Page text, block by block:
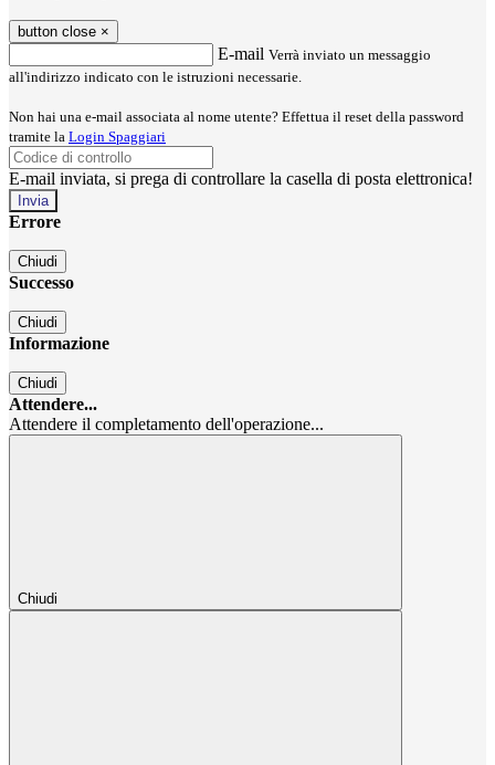
button close ×
E-mail Verrà inviato un messaggio
all'indirizzo indicato con le istruzioni necessarie.
Non hai una e-mail associata al nome utente? Effettua il reset della password
tramite la Login Spaggiari
E-mail inviata, si prega di controllare la casella di posta elettronica!
Errore
Chiudi
Successo
Chiudi
Informazione
Chiudi
Attendere...
Attendere il completamento dell'operazione...
Chiudi